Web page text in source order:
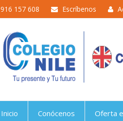
916 157 608 Escríbenos
Inicio Conócenos Oferta